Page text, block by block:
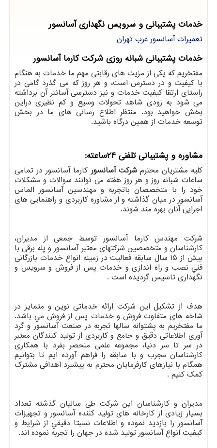
خدمات پشتيبانی و سرويس نگهداری آسانسور
تعمیرات آسانسور غرب تهران
خدمات پشتیبانی شبانه روزی شرکت کارما آسانسور
مفتخریم که یکی از مزیت های رقابتی مهم ما خدمات به هنگام
با کیفیت و در دسترس است، و هر روز که می گذرد گامی در
راستای ارتقا کیفیت خدمات و نیز دسترسی آسانتر آن برداشته
می شود به زودی شاهد تحولات وسیع و کم نظیری دراین
بخش خواهید بود. منتظر اطلاع رسانی های ما در بخش
توسعه خدمات از همین درگاه باشید.
مشاوره و پشتیبانی تلفنی 24ساعته:
کلیه مشتریان محترمشرکت آسانسورکارما آسانسور در تمامی
ساعات شبانه روز و هر روز هفته می توانند سوالات و مشکلات
خود را با متخصصان باتجربه و مهندسین آسانسور الماس
آسانسور در میان گذاشته و از مشاوره کاربردی و راهنمایی های
اجرایی آنان بهره مند شوند.
شرکت مهندس کارما آسانسور توسط جمعی از مديران،
كارشناسان و متخصصين شركتهای معتبر آسانسور و پله برقی با
بيش از 15 سال سابقه فعاليت در زمينه انواع خدمات بازرگانی
فني نصب و راه اندازی و خدمات پس از فروش و سرویس و
نگهداری تاسيس گرديده است .
هدف از تشكيل اين شركت ارائه خدماتی نوين و متمايز در
شاخه های متفاوت فروش و خدمات پس از فروش مي باشد.
ما مفتخريم به پشتوانه سالها تجربه در صنعت آسانسور و گرد
آوری اطلاعاتی دقيق و جامع و كاربردی از توليد كنندگان معتبر
در سر تا سر دنيا، مجموعه علمی منحصر بفرد با همكاری
كارشناسان مجرب و با سابقه را فراهم آورده ايم تا بتوانيم
همگام با نيازهای كارفرمايان محترم به پيشبرد اهدافی مشترك
كمك كنيم .
مديران و كارشناسان اين شركت طی ساليان گذشته تعداد
بسيار زيادی از كارخانه های توليد كننده آسانسور و تجهيزات
آسانسور را بازديد نموده و اطلاعات نسبتا دقيقي از شرايط و
كيفيت انواع آسانسور توليد شده در جهان را تجربه نموده اند.